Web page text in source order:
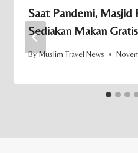
Saat Pandemi, Masjid
Sediakan Makan Gratis
ByMuslim Travel News